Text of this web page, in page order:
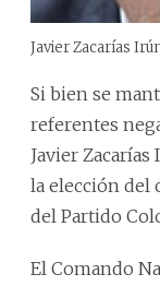
Javier Zacarías
Si bien se
referentes
Javier
la elección del
del Partido
El Comando